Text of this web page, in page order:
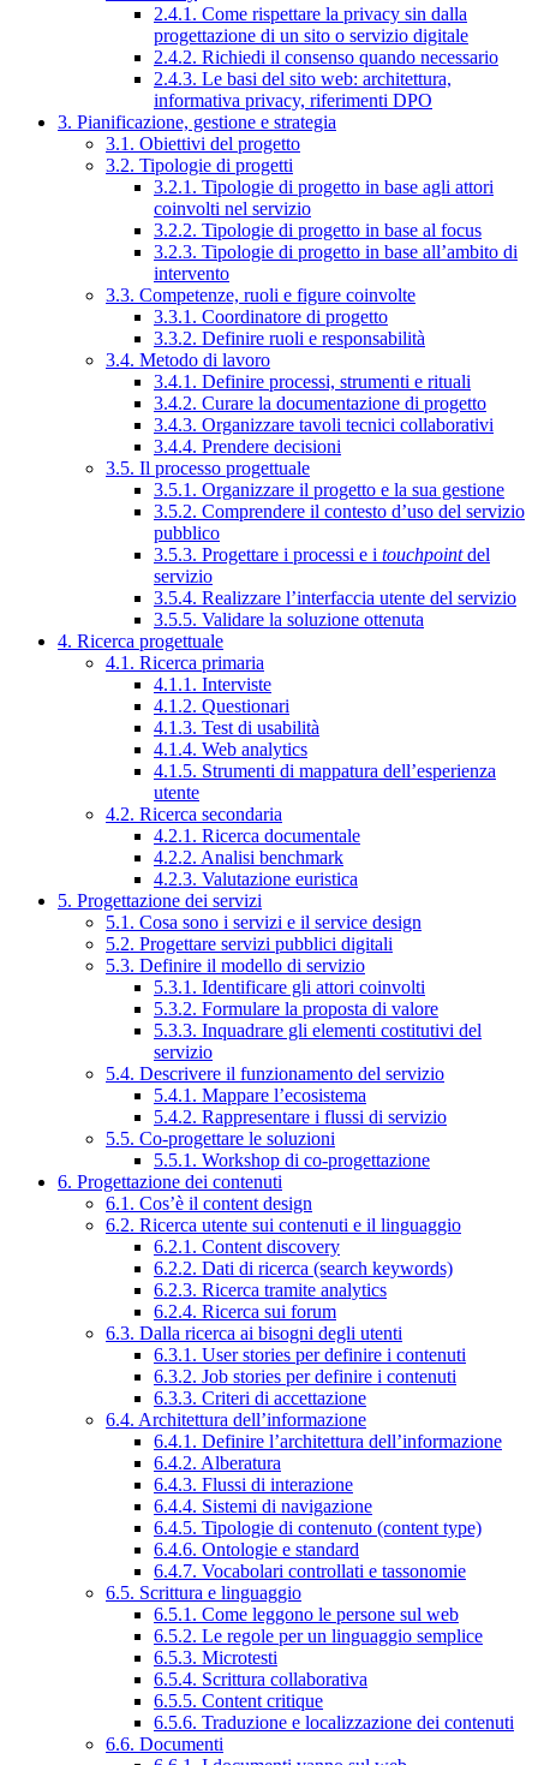
2.4.1. Come rispettare la privacy sin dalla
progettazione di un sito o servizio digitale
2.4.2. Richiedi il consenso quando necessario
2.4.3. Le basi del sito web: architettura,
informativa privacy, riferimenti DPO
3. Pianificazione, gestione e strategia
3.1. Obiettivi del progetto
3.2. Tipologie di progetti
3.2.1. Tipologie di progetto in base agli attori
coinvolti nel servizio
3.2.2. Tipologie di progetto in base al focus
3.2.3. Tipologie di progetto in base all’ambito di
intervento
3.3. Competenze, ruoli e figure coinvolte
3.3.1. Coordinatore di progetto
3.3.2. Definire ruoli e responsabilità
3.4. Metodo di lavoro
3.4.1. Definire processi, strumenti e rituali
3.4.2. Curare la documentazione di progetto
3.4.3. Organizzare tavoli tecnici collaborativi
3.4.4. Prendere decisioni
3.5. Il processo progettuale
3.5.1. Organizzare il progetto e la sua gestione
3.5.2. Comprendere il contesto d’uso del servizio
pubblico
3.5.3. Progettare i processi e i touchpointdel
servizio
3.5.4. Realizzare l’interfaccia utente del servizio
3.5.5. Validare la soluzione ottenuta
4. Ricerca progettuale
4.1. Ricerca primaria
4.1.1. Interviste
4.1.2. Questionari
4.1.3. Test di usabilità
4.1.4. Web analytics
4.1.5. Strumenti di mappatura dell’esperienza
utente
4.2. Ricerca secondaria
4.2.1. Ricerca documentale
4.2.2. Analisi benchmark
4.2.3. Valutazione euristica
5. Progettazione dei servizi
5.1. Cosa sono i servizi e il service design
5.2. Progettare servizi pubblici digitali
5.3. Definire il modello di servizio
5.3.1. Identificare gli attori coinvolti
5.3.2. Formulare la proposta di valore
5.3.3. Inquadrare gli elementi costitutivi del
servizio
5.4. Descrivere il funzionamento del servizio
5.4.1. Mappare l’ecosistema
5.4.2. Rappresentare i flussi di servizio
5.5. Co-progettare le soluzioni
5.5.1. Workshop di co-progettazione
6. Progettazione dei contenuti
6.1. Cos’è il content design
6.2. Ricerca utente sui contenuti e il linguaggio
6.2.1. Content discovery
6.2.2. Dati di ricerca (search keywords)
6.2.3. Ricerca tramite analytics
6.2.4. Ricerca sui forum
6.3. Dalla ricerca ai bisogni degli utenti
6.3.1. User stories per definire i contenuti
6.3.2. Job stories per definire i contenuti
6.3.3. Criteri di accettazione
6.4. Architettura dell’informazione
6.4.1. Definire l’architettura dell’informazione
6.4.2. Alberatura
6.4.3. Flussi di interazione
6.4.4. Sistemi di navigazione
6.4.5. Tipologie di contenuto (content type)
6.4.6. Ontologie e standard
6.4.7. Vocabolari controllati e tassonomie
6.5. Scrittura e linguaggio
6.5.1. Come leggono le persone sul web
6.5.2. Le regole per un linguaggio semplice
6.5.3. Microtesti
6.5.4. Scrittura collaborativa
6.5.5. Content critique
6.5.6. Traduzione e localizzazione dei contenuti
6.6. Documenti